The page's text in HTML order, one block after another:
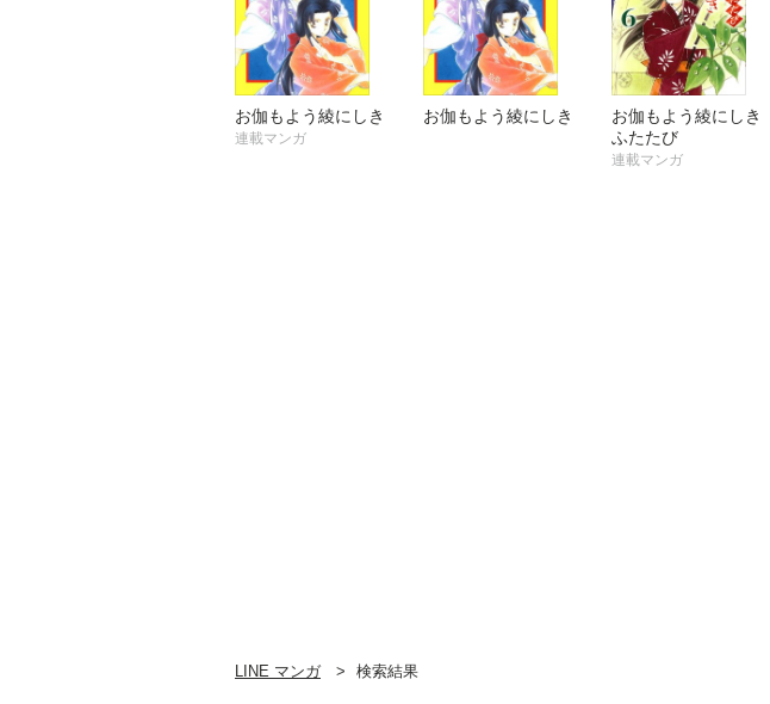
お伽もよう綾にしき
連載マンガ
お伽もよう綾にしき
お伽もよう綾にしき
ふたたび
連載マンガ
LINE マンガ 検索結果